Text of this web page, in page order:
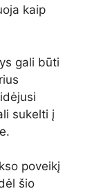
kaip
gali būti
sukelti į
poveikį
šio